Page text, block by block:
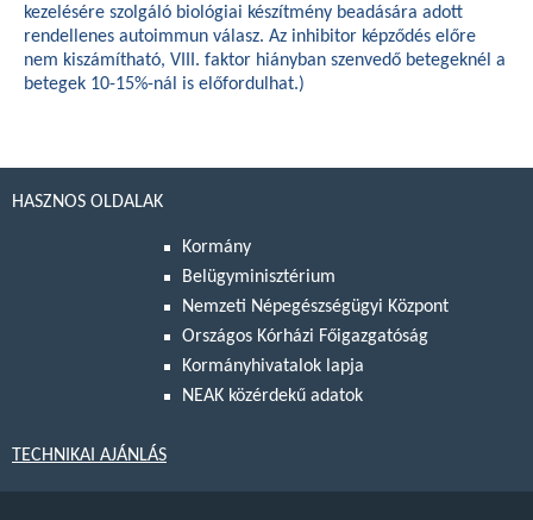
kezelésére szolgáló biológiai készítmény beadására adott
rendellenes autoimmun válasz. Az inhibitor képződés előre
nem kiszámítható, VIII. faktor hiányban szenvedő betegeknél a
betegek 10-15%-nál is előfordulhat.)
HASZNOS OLDALAK
Kormány
Belügyminisztérium
Nemzeti Népegészségügyi Központ
Országos Kórházi Főigazgatóság
Kormányhivatalok lapja
NEAK közérdekű adatok
TECHNIKAI AJÁNLÁS